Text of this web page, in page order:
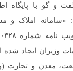
و گو با پایگاه
«سامانه املاک و
۲۱/۱۰/۱۳۸۷هیات وزیران
معدن و تجارت